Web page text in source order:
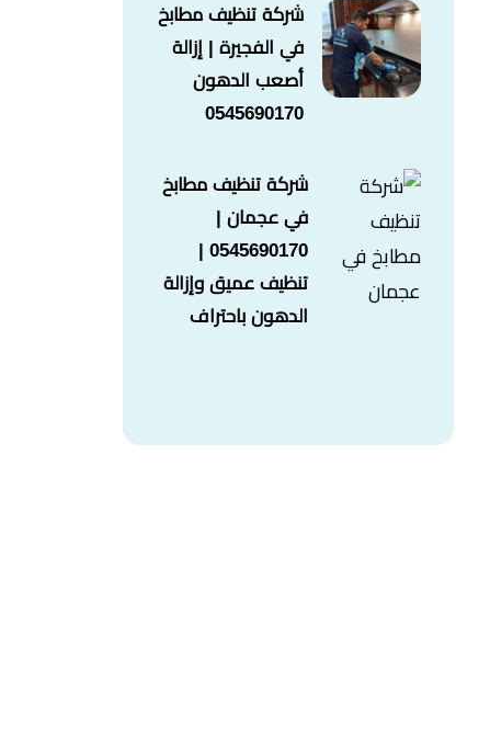
شركة تنظيف مطابخ
في الفجيرة | إزالة
أصعب الدهون
0545690170
شركة تنظيف مطابخ
في عجمان |
0545690170 |
تنظيف عميق وإزالة
الدهون باحتراف